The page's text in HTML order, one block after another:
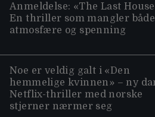
Anmeldelse: «The Last
En thriller som mangler både
atmosfære og spenning
Noe er veldig galt i «Den
hemmelige kvinnen» – ny
Netflix-thriller med norske
stjerner nærmer seg